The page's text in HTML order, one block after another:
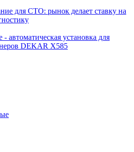
для СТО: рынок делает ставку на
автоматическая установка для
DEKAR X585